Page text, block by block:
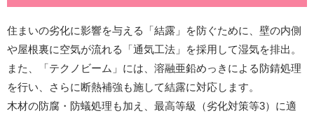
住まいの劣化に影響を与える「結露」を防ぐために、壁の内側
や屋根裏に空気が流れる「通気工法」を採用して湿気を排出。
また、「テクノビーム」には、溶融亜鉛めっきによる防錆処理
を行い、さらに断熱補強も施して結露に対応します。
木材の防腐・防蟻処理も加え、最高等級（劣化対策等3）に適